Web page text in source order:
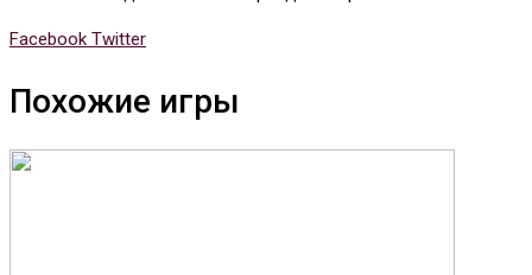
Facebook TwitterWhatsapp
Tumblr
Pinterest
Reddit
Share
Email
Print
Похожие игры